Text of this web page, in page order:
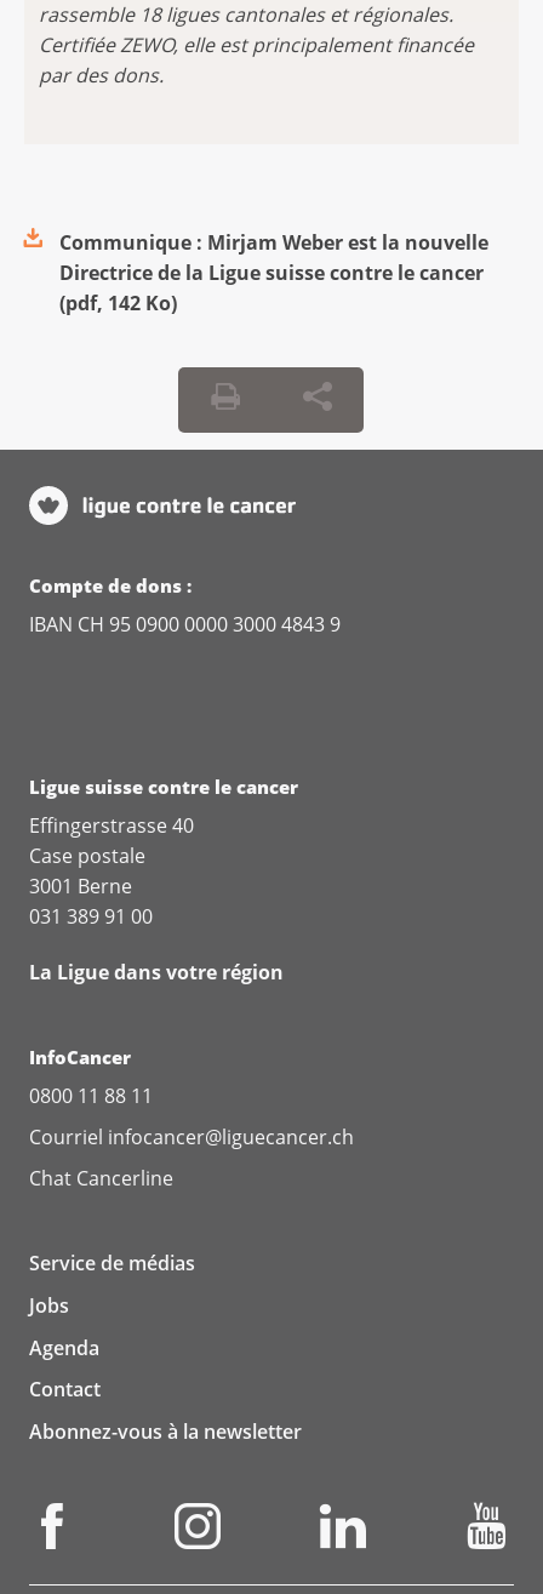
rassemble 18 ligues cantonales et régionales.
Certifiée ZEWO, elle est principalement financée
par des dons.
Communique : Mirjam Weber est la nouvelle
Directrice de la Ligue suisse contre le cancer
(pdf, 142 Ko)
Compte de dons :
IBAN CH 95 0900 0000 3000 4843 9
Ligue suisse contre le cancer
Effingerstrasse 40
Case postale
3001 Berne
031 389 91 00
La Ligue dans votre région
InfoCancer
0800 11 88 11
Courriel infocancer@liguecancer.ch
Chat Cancerline
Service de médias
Jobs
Agenda
Contact
Abonnez-vous à la newsletter